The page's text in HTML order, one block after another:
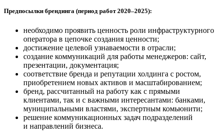
Предпосылки брендинга (период работ 2020–2025):
необходимо проявить ценность роли инфраструктурного
оператора в цепочке создания ценности;
достижение целевой узнаваемости в отрасли;
создание коммуникаций для работы менеджеров: сайт,
презентации, документация;
соответствие бренда и репутации холдинга с ростом,
приобретением новых активов и масштабированием;
бренд, рассчитанный на работу как с прямыми
клиентами, так и с важными интересантами: банками,
муниципальными властями, экспертным комьюнити;
решение коммуникационных задач подразделений
и направлений бизнеса.